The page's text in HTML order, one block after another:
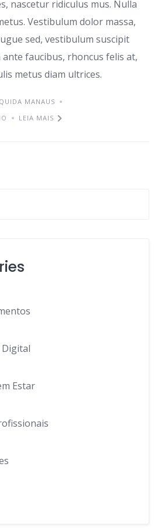
nascetur ridiculus mus. Nulla
Vestibulum dolor massa,
sed, vestibulum suscipit
ante faucibus, rhoncus felis at,
metus diam ultrices.
MANAUS
LEIA MAIS
Estar